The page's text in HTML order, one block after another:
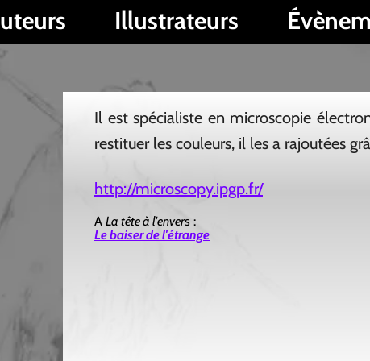
Illustrateurs Évènements
Il est spécialiste en microscopie électronique à
restituer les couleurs, il les a rajoutées grâce aux outils
http://microscopy.ipgp.fr/
A
s :
Le baiser de l'étrange